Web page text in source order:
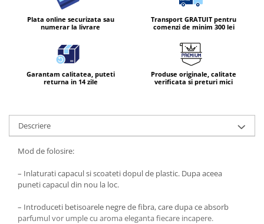
Plata online securizata sau
numerar la livrare
Transport GRATUIT pentru
comenzi de minim 300 lei
Garantam calitatea, puteti
returna in 14 zile
Produse originale, calitate
verificata si preturi mici
Descriere
Mod de folosire:
– Inlaturati capacul si scoateti dopul de plastic. Dupa aceea
puneti capacul din nou la loc.
– Introduceti betisoarele negre de fibra, care dupa ce absorb
parfumul vor umple cu aroma eleganta fiecare incapere.